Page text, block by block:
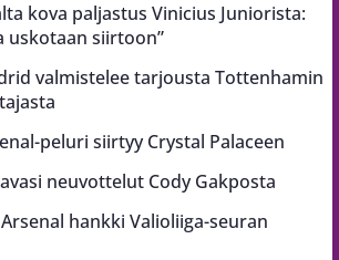
kova paljastus Vinicius Juniorista:
uskotaan siirtoon”
valmistelee tarjousta Tottenhamin
peluri siirtyy Crystal Palaceen
neuvottelut Cody Gakposta
hankki Valioliiga-seuran